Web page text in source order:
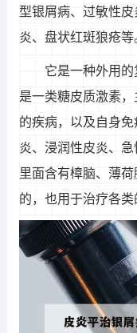
型银屑病、过敏性
炎、盘状红斑狼疮等
它是一种外用
是一类糖皮质激素
的疾病，以及自身
炎、浸润性皮炎、
里面含有樟脑、薄
的，也用于治疗各类